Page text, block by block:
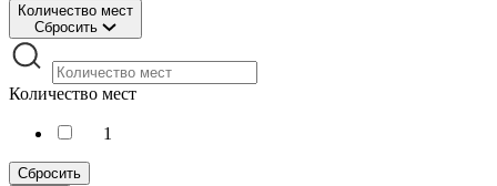
Количество мест
Сбросить
Количество мест
1
Сбросить